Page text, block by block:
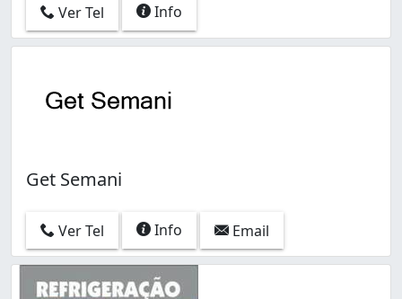
Ver Tel Info
Get Semani
Ver Tel Info Email